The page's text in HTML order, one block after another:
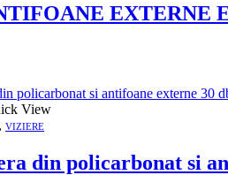
EXTERNE
View
, VIZIERE
din policarbonat si